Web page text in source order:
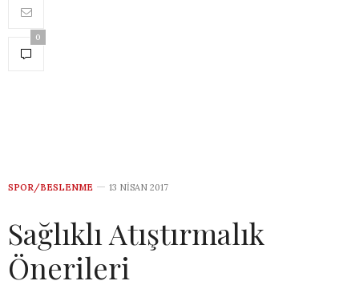
0
SPOR/BESLENME 13 NISAN 2017
Sağlıklı Atıştırmalık
Önerileri